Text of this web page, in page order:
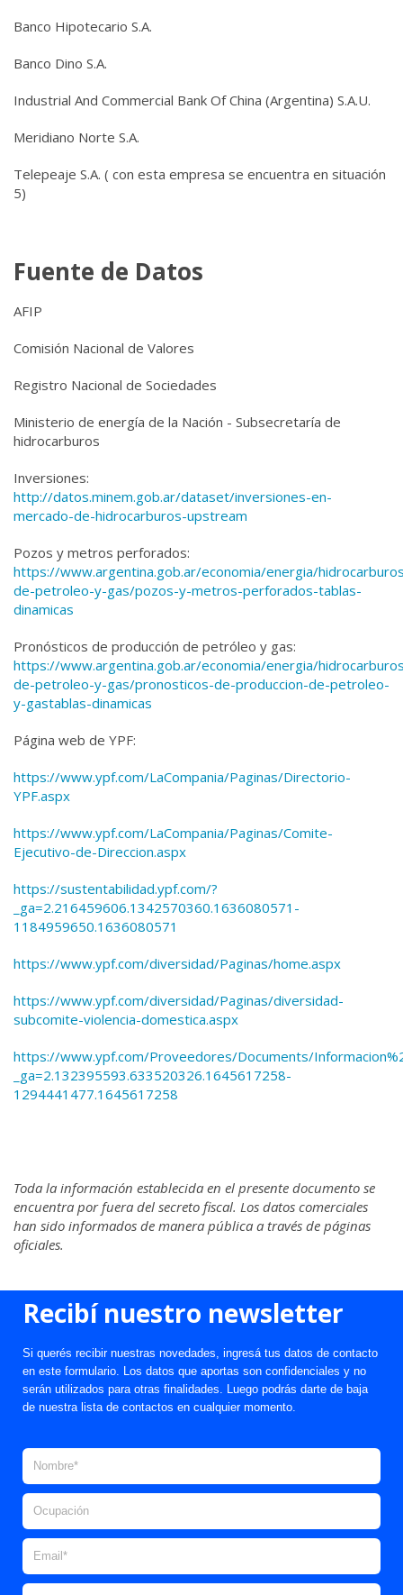
Banco Hipotecario S.A.
Banco Dino S.A.
Industrial And Commercial Bank Of China (Argentina) S.A.U.
Meridiano Norte S.A.
Telepeaje S.A. ( con esta empresa se encuentra en situación
5)
Fuente de Datos
AFIP
Comisión Nacional de Valores
Registro Nacional de Sociedades
Ministerio de energía de la Nación - Subsecretaría de
hidrocarburos
Inversiones:
http://datos.minem.gob.ar/dataset/inversiones-en-
mercado-de-hidrocarburos-upstream
Pozos y metros perforados:
https://www.argentina.gob.ar/economia/energia/
de-petroleo-y-gas/pozos-y-metros-perforados-tablas-
dinamicas
Pronósticos de producción de petróleo y gas:
https://www.argentina.gob.ar/economia/energia/
de-petroleo-y-gas/pronosticos-de-produccion-de-petroleo-
y-gastablas-dinamicas
Página web de YPF:
https://www.ypf.com/LaCompania/Paginas/Directorio-
YPF.aspx
https://www.ypf.com/LaCompania/Paginas/Comite-
Ejecutivo-de-Direccion.aspx
https://sustentabilidad.ypf.com/?
_ga=2.216459606.1342570360.1636080571-
1184959650.1636080571
https://www.ypf.com/diversidad/Paginas/home.aspx
https://www.ypf.com/diversidad/Paginas/diversidad-
subcomite-violencia-domestica.aspx
https://www.ypf.com/Proveedores/Documents/
_ga=2.132395593.633520326.1645617258-
1294441477.1645617258
Toda la información establecida en el presente documento se
encuentra por fuera del secreto fiscal. Los datos comerciales
han sido informados de manera pública a través de páginas
oficiales.
Recibí nuestro newsletter
Si querés recibir nuestras novedades, ingresá tus datos de contacto
en este formulario. Los datos que aportas son confidenciales y no
serán utilizados para otras finalidades. Luego podrás darte de baja
de nuestra lista de contactos en cualquier momento.